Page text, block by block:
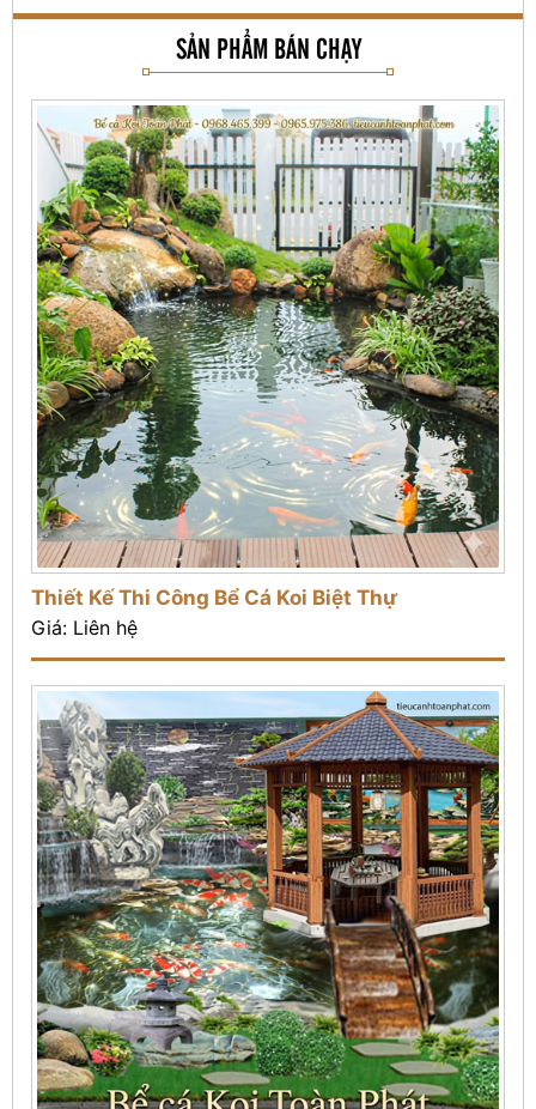
SẢN PHẨM BÁN CHẠY
Thiết Kế Thi Công Bể Cá Koi Biệt Thự
Giá: Liên hệ